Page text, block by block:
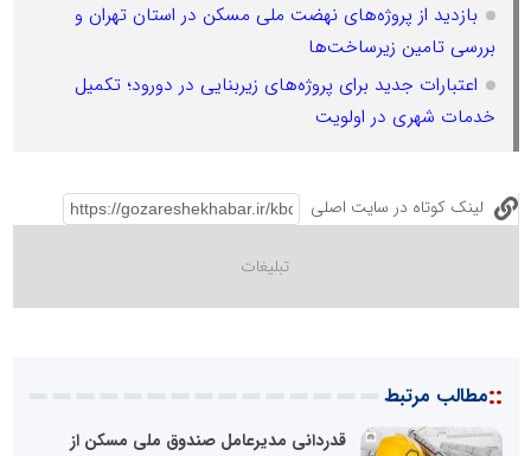
بازدید از پروژه‌های نهضت ملی مسکن در استان تهران و
بررسی تامین زیرساخت‌ها
اعتبارات جدید برای پروژه‌های زیربنایی در دورود؛ تکمیل
خدمات شهری در اولویت
لینک کوتاه در سایت اصلی
::مطالب مرتبط
قدردانی مدیرعامل صندوق ملی مسکن از